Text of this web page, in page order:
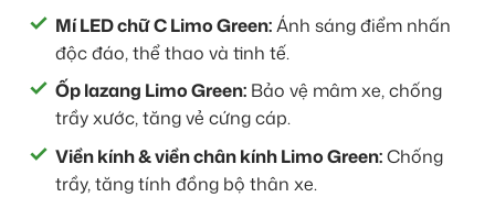
Mí LED chữ C Limo Green:Ánh sáng điểm nhấn
độc đáo, thể thao và tinh tế.
Ốp lazang Limo Green: Bảo vệ mâm xe, chống
trầy xước, tăng vẻ cứng cáp.
Viền kính & viền chân kính Limo Green:Chống
trầy, tăng tính đồng bộ thân xe.